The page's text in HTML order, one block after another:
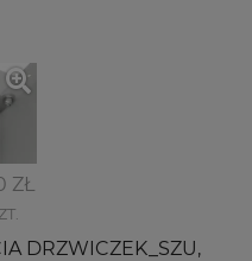
ZŁ
DRZWICZEK_SZU,